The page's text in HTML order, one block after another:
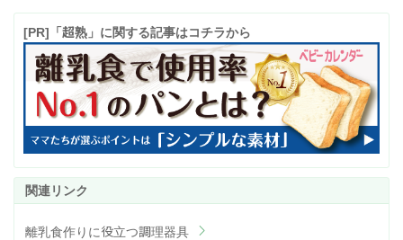
[PR]「超熟」に関する記事はコチラから
離乳食作りに役立つ調理器具